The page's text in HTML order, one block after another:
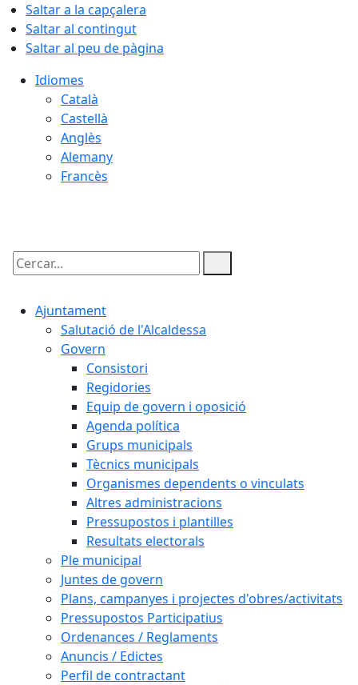
Saltar a la capçalera
Saltar al contingut
Saltar al peu de pàgina
Idiomes
Català
Castellà
Anglès
Alemany
Francès
Cercar:
Ajuntament
Salutació de l'Alcaldessa
Govern
Consistori
Regidories
Equip de govern i oposició
Agenda política
Grups municipals
Tècnics municipals
Organismes dependents o vinculats
Altres administracions
Pressupostos i plantilles
Resultats electorals
Ple municipal
Juntes de govern
Plans, campanyes i projectes d'obres/activitats
Pressupostos Participatius
Ordenances / Reglaments
Anuncis / Edictes
Perfil de contractant